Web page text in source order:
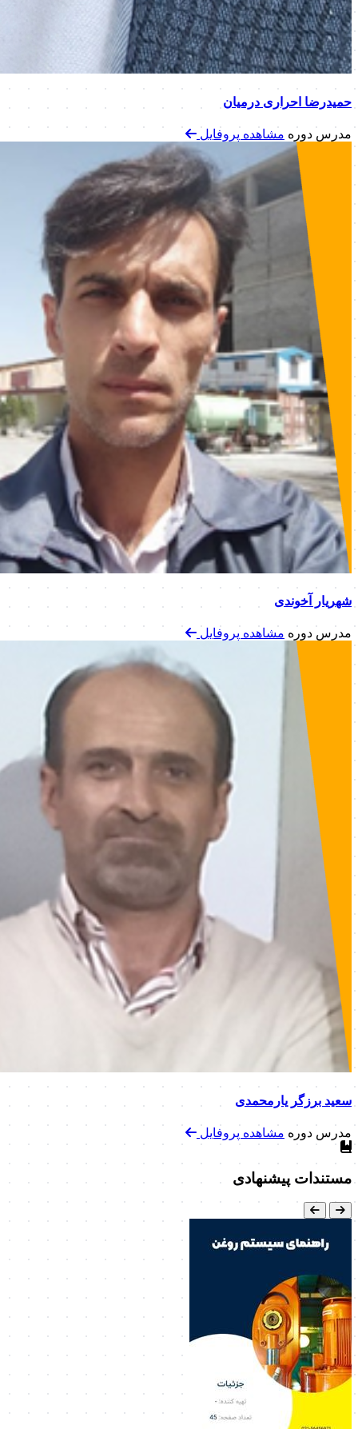
حمیدرضا احراری درمیان
مدرس دوره مشاهده پروفایل
شهریار آخوندی
مدرس دوره مشاهده پروفایل
سعید برزگر یارمحمدی
مدرس دوره مشاهده پروفایل
مستندات پیشنهادی